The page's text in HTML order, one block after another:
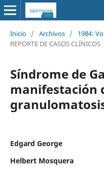
Inicio / Archivos / 1984:
REPORTE DE CASOS CLÍNICOS
Síndrome de
manifestación
Edgard George
Helbert Mosquera